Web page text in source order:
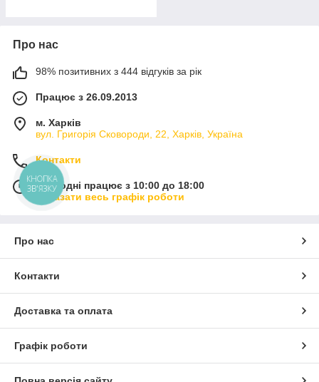
Про нас
98% позитивних з 444 відгуків за рік
Працює з 26.09.2013
м. Харків
вул. Григорія Сковороди, 22, Харків, Україна
Контакти
Сьогодні працює з 10:00 до 18:00
Показати весь графік роботи
Про нас
Контакти
Доставка та оплата
Графік роботи
КНОПКА
ЗВ'ЯЗКУ